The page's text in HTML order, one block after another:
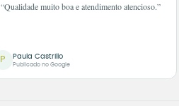
“Qualidade muito boa e atendimento atencioso.”
P Paula Castrillo
Publicado no Google